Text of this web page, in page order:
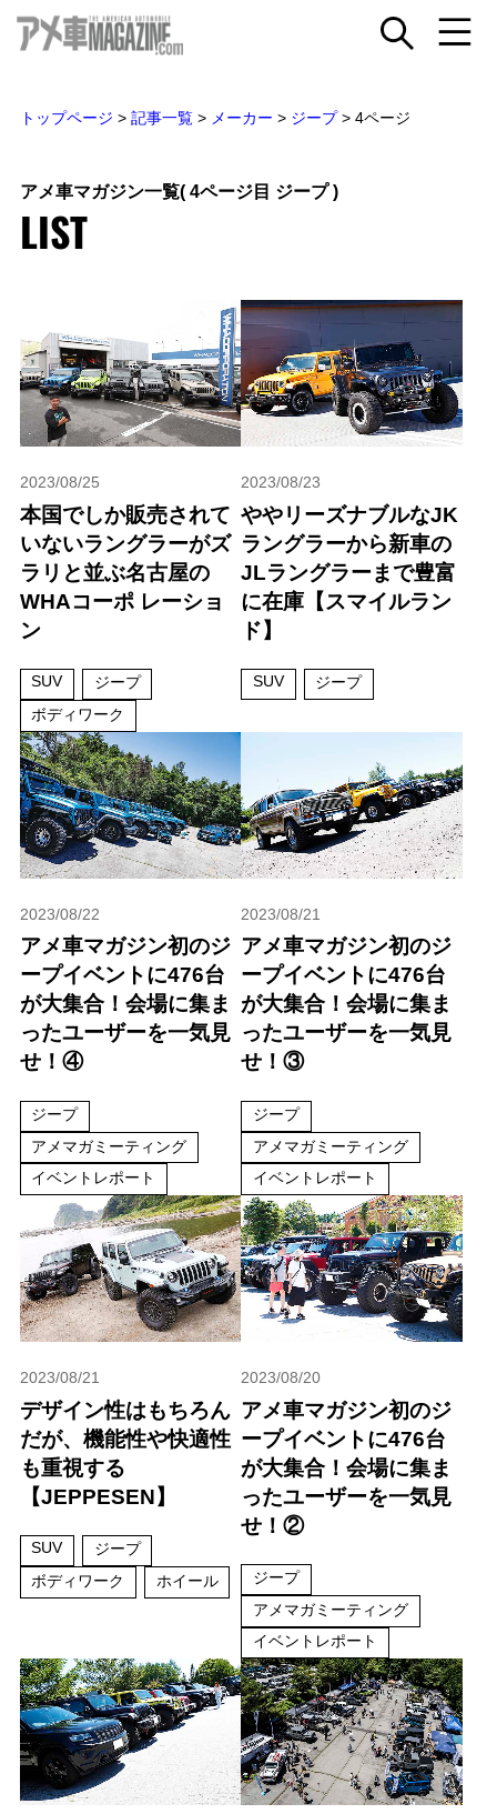
トップページ > 記事一覧 > メーカー > ジープ > 4ページ
アメ車マガジン一覧( 4ページ目 ジープ )
LIST
2023/08/25
本国でしか販売されて
いないラングラーがズ
ラリと並ぶ名古屋の
WHAコーポ レーショ
ン
SUV
ジープ
ボディワーク
2023/08/23
ややリーズナブルなJK
ラングラーから新車の
JLラングラーまで豊富
に在庫【スマイルラン
ド】
SUV ジープ
2023/08/22
アメ車マガジン初のジ
ープイベントに476台
が大集合！会場に集ま
ったユーザーを一気見
せ！④
ジープ
アメマガミーティング
イベントレポート
2023/08/21
アメ車マガジン初のジ
ープイベントに476台
が大集合！会場に集ま
ったユーザーを一気見
せ！③
ジープ
アメマガミーティング
イベントレポート
2023/08/21
デザイン性はもちろん
だが、機能性や快適性
も重視する
【JEPPESEN】
SUV
ジープ
ボディワーク
ホイール
2023/08/20
アメ車マガジン初のジ
ープイベントに476台
が大集合！会場に集ま
ったユーザーを一気見
せ！②
ジープ
アメマガミーティング
イベントレポート